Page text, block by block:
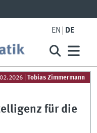
EN DE
Tobias Zimmermann
für die